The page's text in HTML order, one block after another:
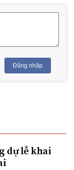
Đăng nhập
dự lễ khai